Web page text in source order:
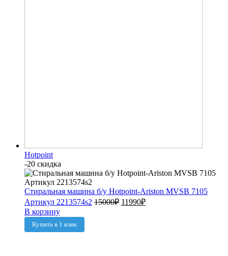
Hotpoint
-20 скидка
Стиральная машина б/у Hotpoint-Ariston MVSB 7105
Артикул 2213574s2 15000₽ 11990₽
В корзину
Купить в 1 клик